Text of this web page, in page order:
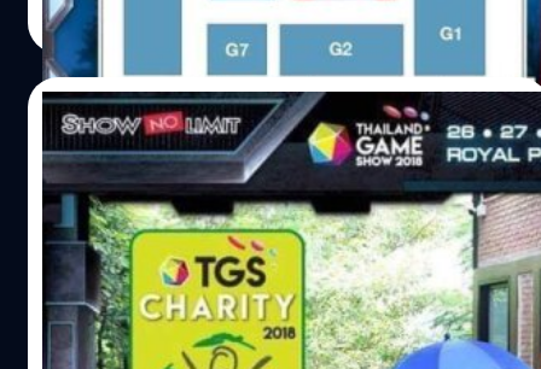
TGS EVERYDAY จะอยู่ที่บูธ OS/SN ด้่านในสุดตรงเวทีหลัก
ผังเข้างาน Thailand Game Show 2018 ช่องทางไหนเข้าแบบ
ไหนเช็คได้ที่นี่เลย ช่องทางด่วนพิเศษ TrueMoney Wallet
Fast Lane เข้างานได้รวดเร็วเฉพาะผู้ซื้อบัตรเข้างานผ่านทาง
TrueMoney Wallet เท่านั้น พร้อมแจกฟรี!! บัตร Major
Cash…
Read More
21/10/2018
มาร่วมเป็นผู้ให้กับกิจกรรม “TGS CHARITY”
ร่วมประมูลเพื่อนำรายได้มอบให้มูลนิธิเด็กโรค
หัวใจ
"มาร่วมเป็นส่วนหนึ่ง สำหรับการเป็นผู้ให้" กับกิจกรรม "TGS
CHARITY" ร่วมประมูลเพื่อนำรายได้ทั้งหมดมอบให้กับมูลนิธิ
เด็กโรคหัวใจ คราวนี้ถึงคิวของนักแสดงหนุ่มมากความ
สามารถ "ภูริ หิรัญพฤกษ์" ที่จะนำของมาร่วมประมูลได้แก่ รถ